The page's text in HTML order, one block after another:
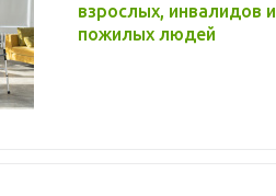
взрослых, инвалидов и
пожилых людей